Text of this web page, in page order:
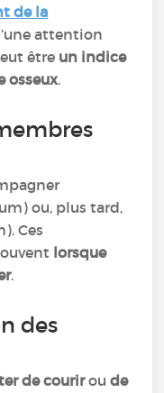
de la
attention
être un indice
osseux.
ou, plus tard,
Ces
lorsque
.
des
de couriroude